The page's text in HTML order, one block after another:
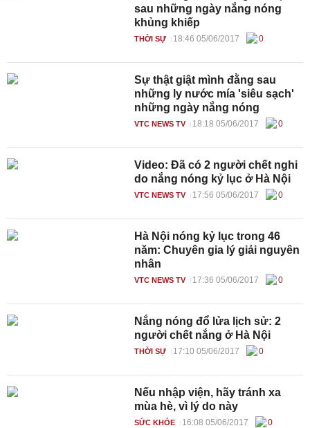
sau những ngày nắng nóng
khủng khiếp
THỜI SỰ 18:46 05/06/2017 0
Sự thật giật mình đằng sau
những ly nước mía 'siêu sạch'
những ngày nắng nóng
VTC NEWS TV 18:18 05/06/2017 0
Video: Đã có 2 người chết nghi
do nắng nóng kỷ lục ở Hà Nội
VTC NEWS TV 17:56 05/06/2017 0
Hà Nội nóng kỷ lục trong 46
năm: Chuyên gia lý giải nguyên
nhân
VTC NEWS TV 17:36 05/06/2017 0
Nắng nóng đổ lửa lịch sử: 2
người chết nắng ở Hà Nội
THỜI SỰ 17:10 05/06/2017 0
Nếu nhập viện, hãy tránh xa
mùa hè, vì lý do này
SỨC KHỎE 16:08 05/06/2017 0